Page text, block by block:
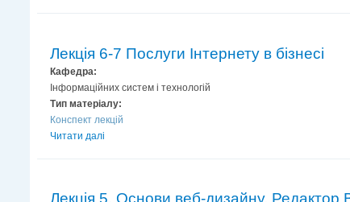
Лекція 6-7 Послуги Інтернету в бізнесі
Кафедра:
Інформаційних систем і технологій
Тип матеріалу:
Конспект лекцій
Читати далі
Лекція 5. Основи веб-дизайну. Редактор